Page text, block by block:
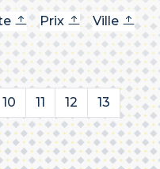
Prix Ville
10 11 12
13